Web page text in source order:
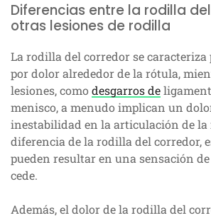
Diferencias entre la rodilla
otras lesiones de rodilla
La rodilla del corredor se
por dolor alrededor de la rótula,
lesiones, como desgarros de
menisco, a menudo implican un
inestabilidad en la articulación de
diferencia de la rodilla del corredor,
pueden resultar en una sensación
cede.
Además, el dolor de la rodilla del